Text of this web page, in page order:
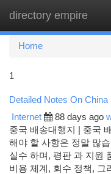
directory empire
Home
1
Detailed Notes On China
Internet 88 days ago
중국 배송대행지 | 중국
해야 할 사항은 정말 많
실수 하며, 평판 과 지원
비용 체계, 회수 정책, 그